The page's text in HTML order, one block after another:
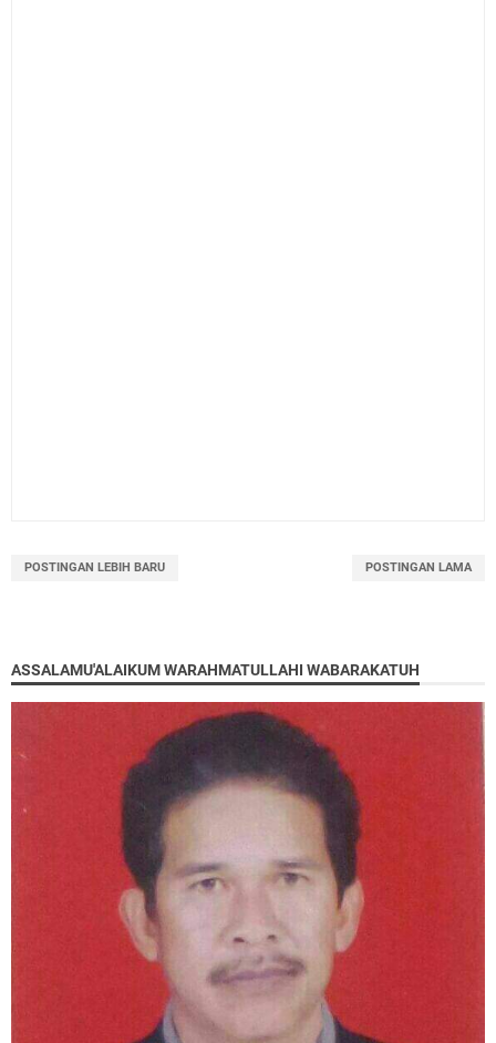
POSTINGAN LEBIH BARU POSTINGAN LAMA
ASSALAMU'ALAIKUM WARAHMATULLAHI WABARAKATUH